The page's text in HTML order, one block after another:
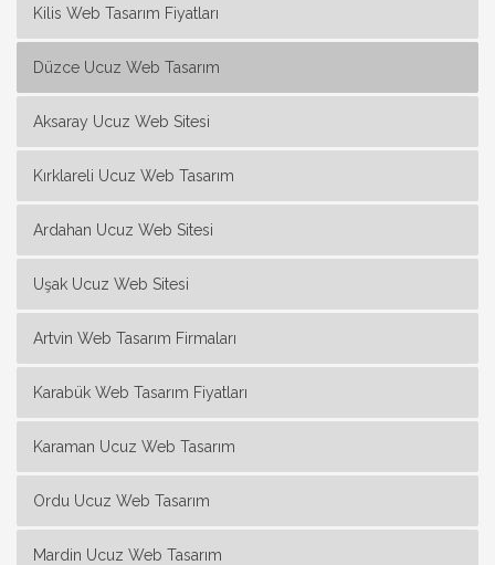
Kilis Web Tasarım Fiyatları
Düzce Ucuz Web Tasarım
Aksaray Ucuz Web Sitesi
Kırklareli Ucuz Web Tasarım
Ardahan Ucuz Web Sitesi
Uşak Ucuz Web Sitesi
Artvin Web Tasarım Firmaları
Karabük Web Tasarım Fiyatları
Karaman Ucuz Web Tasarım
Ordu Ucuz Web Tasarım
Mardin Ucuz Web Tasarım